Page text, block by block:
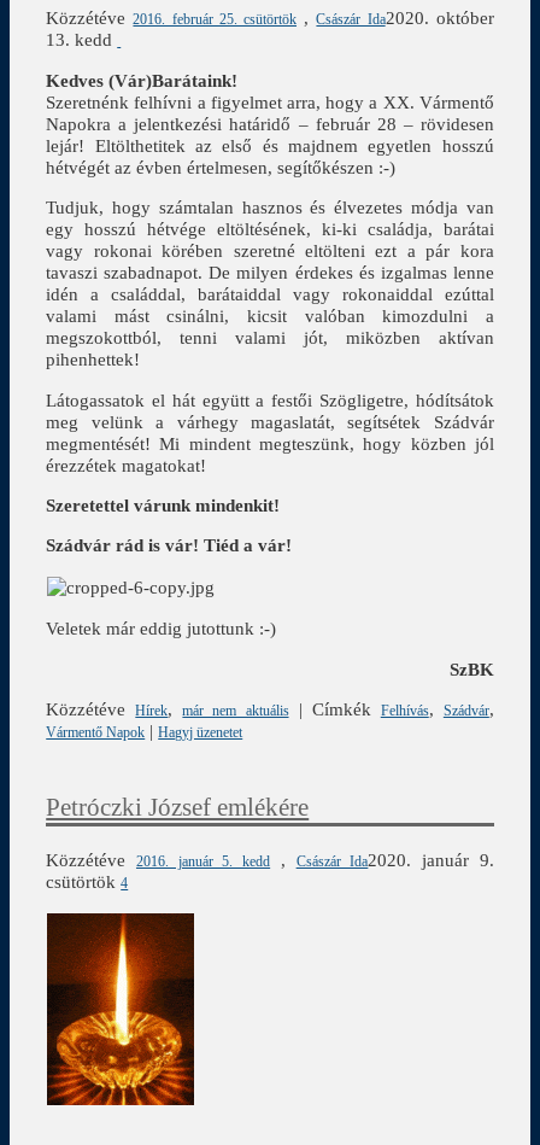
Közzétéve2016. február 25. csütörtök ,Császár Ida2020. október
13. kedd
Kedves (Vár)Barátaink!
Szeretnénk felhívni a figyelmet arra, hogy a XX. Vármentő
Napokra a jelentkezési határidő – február 28 – rövidesen
lejár! Eltölthetitek az első és majdnem egyetlen hosszú
hétvégét az évben értelmesen, segítőkészen :-)
Tudjuk, hogy számtalan hasznos és élvezetes módja van
egy hosszú hétvége eltöltésének, ki-ki családja, barátai
vagy rokonai körében szeretné eltölteni ezt a pár kora
tavaszi szabadnapot. De milyen érdekes és izgalmas lenne
idén a családdal, barátaiddal vagy rokonaiddal ezúttal
valami mást csinálni, kicsit valóban kimozdulni a
megszokottból, tenni valami jót, miközben aktívan
pihenhettek!
Látogassatok el hát együtt a festői Szögligetre, hódítsátok
meg velünk a várhegy magaslatát, segítsétek Szádvár
megmentését! Mi mindent megteszünk, hogy közben jól
érezzétek magatokat!
Szeretettel várunk mindenkit!
Szádvár rád is vár! Tiéd a vár!
Veletek már eddig jutottunk :-)
SzBK
Közzétéve
Hírek,már nem aktuális| Címkék Felhívás, Szádvár,
Vármentő Napok |Hagyj üzenetet
Petróczki József emlékére
Közzétéve 2016. január 5. kedd , Császár Ida2020. január 9.
csütörtök 4